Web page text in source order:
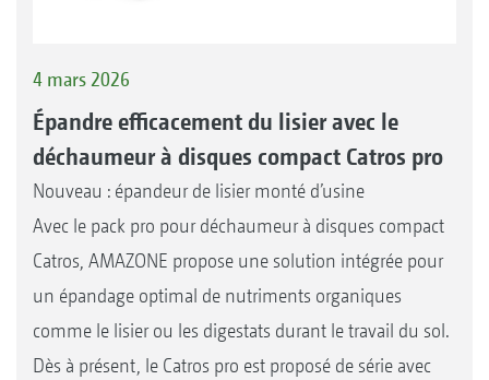
4 mars 2026
Épandre efficacement du lisier avec le
déchaumeur à disques compact Catros pro
Nouveau : épandeur de lisier monté d’usine
Avec le pack pro pour déchaumeur à disques compact
Catros, AMAZONE propose une solution intégrée pour
un épandage optimal de nutriments organiques
comme le lisier ou les digestats durant le travail du sol.
Dès à présent, le Catros pro est proposé de série avec